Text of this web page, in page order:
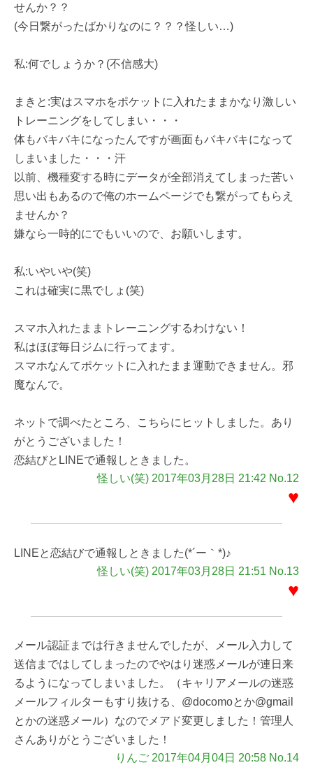
せんか？？
(今日繋がったばかりなのに？？？怪しい…)
私:何でしょうか？(不信感大)
まきと:実はスマホをポケットに入れたままかなり激しい
トレーニングをしてしまい・・・
体もバキバキになったんですが画面もバキバキになって
しまいました・・・汗
以前、機種変する時にデータが全部消えてしまった苦い
思い出もあるので俺のホームページでも繋がってもらえ
ませんか？
嫌なら一時的にでもいいので、お願いします。
私:いやいや(笑)
これは確実に黒でしょ(笑)
スマホ入れたままトレーニングするわけない！
私はほぼ毎日ジムに行ってます。
スマホなんてポケットに入れたまま運動できません。邪
魔なんで。
ネットで調べたところ、こちらにヒットしました。あり
がとうございました！
恋結びとLINEで通報しときました。
怪しい(笑) 2017年03月28日 21:42 No.12
♥
LINEと恋結びで通報しときました(*´ー｀*)♪
怪しい(笑) 2017年03月28日 21:51 No.13
♥
メール認証までは行きませんでしたが、メール入力して
送信まではしてしまったのでやはり迷惑メールが連日来
るようになってしまいました。（キャリアメールの迷惑
メールフィルターもすり抜ける、@docomoとか@gmail
とかの迷惑メール）なのでメアド変更しました！管理人
さんありがとうございました！
りんご 2017年04月04日 20:58 No.14